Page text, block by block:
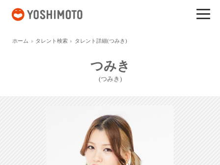
ホーム タレント検索 タレント詳細(つみき)
つみき
(つみき)